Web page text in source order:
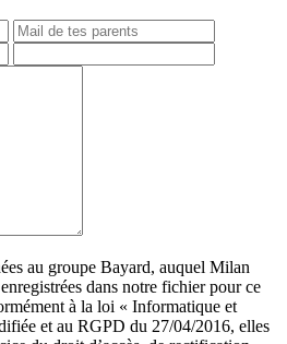
au groupe Bayard, auquel Milan
dans notre fichier pour ce
à la loi « Informatique et
et au RGPD du 27/04/2016, elles